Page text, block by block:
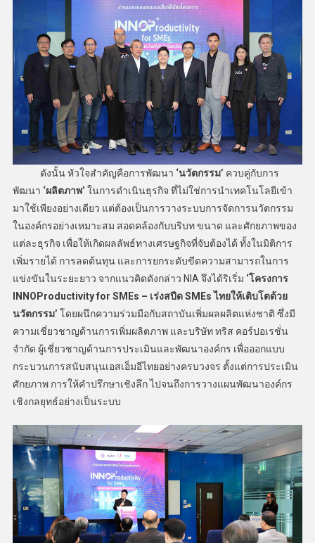
ดังนั้น หัวใจสำคัญคือการพัฒนา ‘นวัตกรรม’ ควบคู่กับการ
พัฒนา ‘ผลิตภาพ’ ในการดำเนินธุรกิจ ที่ไม่ใช่การนำเทคโนโลยีเข้า
มาใช้เพียงอย่างเดียว แต่ต้องเป็นการวางระบบการจัดการนวัตกรรม
ในองค์กรอย่างเหมาะสม สอดคล้องกับบริบท ขนาด และศักยภาพของ
แต่ละธุรกิจ เพื่อให้เกิดผลลัพธ์ทางเศรษฐกิจที่จับต้องได้ ทั้งในมิติการ
เพิ่มรายได้ การลดต้นทุน และการยกระดับขีดความสามารถในการ
แข่งขันในระยะยาว จากแนวคิดดังกล่าว NIA จึงได้ริเริ่ม ‘โครงการ
INNOProductivity for SMEs – เร่งสปีด SMEs ไทยให้เติบโตด้วย
นวัตกรรม’ โดยผนึกความร่วมมือกับสถาบันเพิ่มผลผลิตแห่งชาติ ซึ่งมี
ความเชี่ยวชาญด้านการเพิ่มผลิตภาพ และบริษัท ทริส คอร์ปอเรชั่น
จำกัด ผู้เชี่ยวชาญด้านการประเมินและพัฒนาองค์กร เพื่อออกแบบ
กระบวนการสนับสนุนเอสเอ็มอีไทยอย่างครบวงจร ตั้งแต่การประเมิน
ศักยภาพ การให้คำปรึกษาเชิงลึก ไปจนถึงการวางแผนพัฒนาองค์กร
เชิงกลยุทธ์อย่างเป็นระบบ